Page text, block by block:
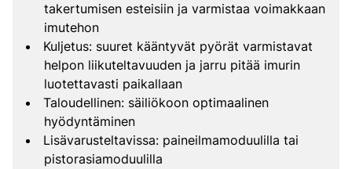
takertumisen esteisiin ja varmistaa voimakkaan
imutehon
Kuljetus: suuret kääntyvät pyörät varmistavat
helpon liikuteltavuuden ja jarru pitää imurin
luotettavasti paikallaan
Taloudellinen: säiliökoon optimaalinen
hyödyntäminen
Lisävarusteltavissa: paineilmamoduulilla tai
pistorasiamoduulilla